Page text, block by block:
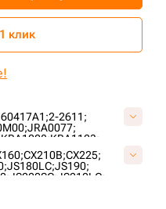
2-2611;
JRA0077;
KBA1008;KBA1123;
C;KRA14370;
VA262000;
CX210B;CX225;
JS180LC;JS190;
JS220SC; JS210LC;
клик